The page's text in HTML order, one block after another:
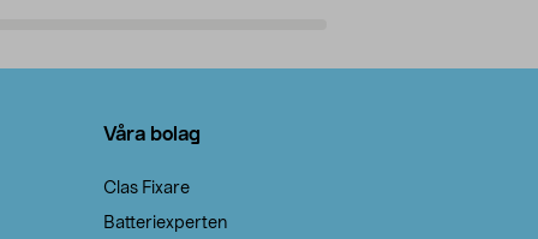
Våra bolag
Clas Fixare
Batteriexperten